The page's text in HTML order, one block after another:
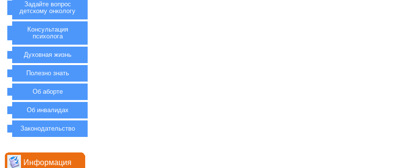
Задайте вопрос
детскому онкологу
Консультация
психолога
Духовная жизнь
Полезно знать
Об аборте
Об инвалидах
Законодательство
Информация